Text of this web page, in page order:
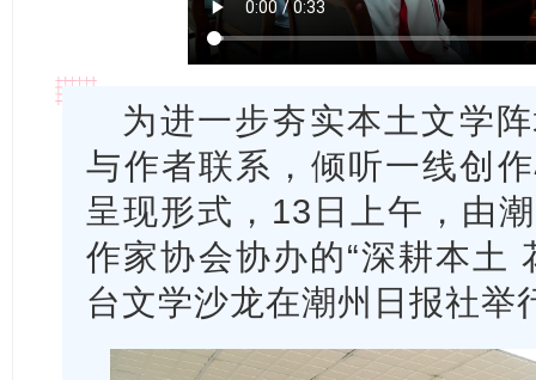
为进一步夯实本土文学
与作者联系，倾听一线创
呈现形式，13日上午，由
作家协会协办的“深耕本土
台文学沙龙在潮州日报社举